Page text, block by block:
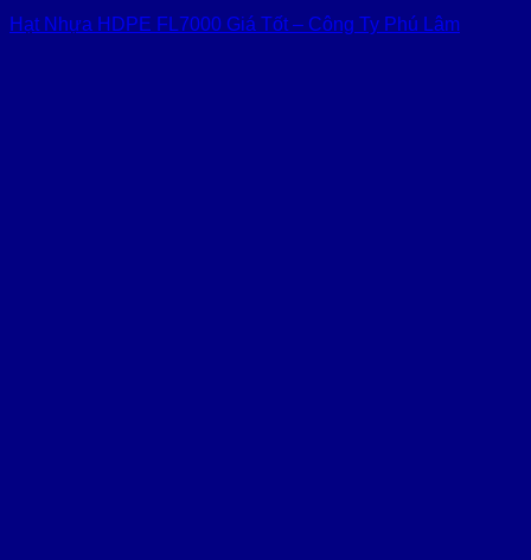
Hạt Nhựa HDPE FL7000 Giá Tốt – Công Ty Phú Lâm